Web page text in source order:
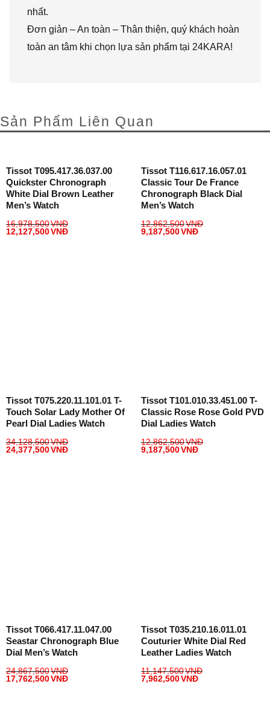
nhất.
Đơn giản – An toàn – Thân thiện, quý khách hoàn
toàn an tâm khi chọn lựa sản phẩm tại 24KARA!
Sản Phẩm Liên Quan
Tissot T095.417.36.037.00
Quickster Chronograph
White Dial Brown Leather
Men’s Watch
16,978,500VNĐ
12,127,500VNĐ
Tissot T116.617.16.057.01
Classic Tour De France
Chronograph Black Dial
Men’s Watch
12,862,500VNĐ
9,187,500VNĐ
Tissot T075.220.11.101.01 T-
Touch Solar Lady Mother Of
Pearl Dial Ladies Watch
34,128,500VNĐ
24,377,500VNĐ
Tissot T101.010.33.451.00 T-
Classic Rose Rose Gold PVD
Dial Ladies Watch
12,862,500VNĐ
9,187,500VNĐ
Tissot T066.417.11.047.00
Seastar Chronograph Blue
Dial Men’s Watch
24,867,500VNĐ
17,762,500VNĐ
Tissot T035.210.16.011.01
Couturier White Dial Red
Leather Ladies Watch
11,147,500VNĐ
7,962,500VNĐ